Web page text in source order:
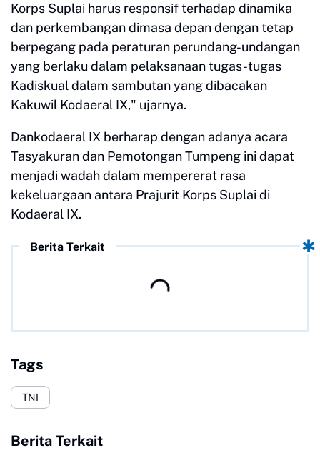
Korps Suplai harus responsif terhadap dinamika
dan perkembangan dimasa depan dengan tetap
berpegang pada peraturan perundang-undangan
yang berlaku dalam pelaksanaan tugas-tugas
Kadiskual dalam sambutan yang dibacakan
Kakuwil Kodaeral IX," ujarnya.
Dankodaeral IX berharap dengan adanya acara
Tasyakuran dan Pemotongan Tumpeng ini dapat
menjadi wadah dalam mempererat rasa
kekeluargaan antara Prajurit Korps Suplai di
Kodaeral IX.
Berita Terkait
Tags
TNI
Berita Terkait